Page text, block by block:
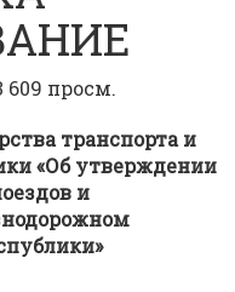
609 просм.
транспорта и
«Об утверждении
и